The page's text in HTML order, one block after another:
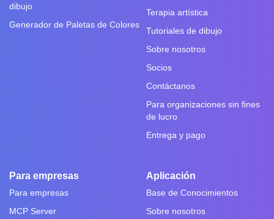
dibujo
Generador de Paletas de Colores
Terapia artística
Tutoriales de dibujo
Sobre nosotros
Socios
Contáctanos
Para organizaciones sin fines
de lucro
Entrega y pago
Para empresas
Para empresas
MCP Server
Aplicación
Base de Conocimientos
Sobre nosotros